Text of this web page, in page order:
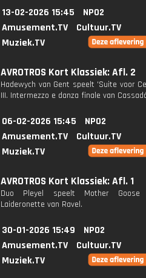
13-02-2026 15:45
NPO2
Amusement.TV
Cultuur.TV
Muziek.TV
AVROTROS Kort Klassiek: Afl. 2
Hadewych van Gent speelt 'Suite voor
III. Intermezzo e danza finale van
06-02-2026 15:45
NPO2
Amusement.TV
Cultuur.TV
Muziek.TV
AVROTROS Kort Klassiek: Afl. 1
Duo Pleyel speelt Mother
Laideronette van Ravel.
30-01-2026 15:49
NPO2
Amusement.TV
Cultuur.TV
Muziek.TV